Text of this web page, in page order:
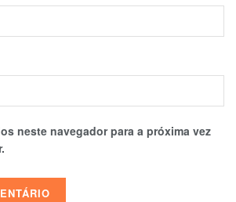
neste navegador para a próxima vez